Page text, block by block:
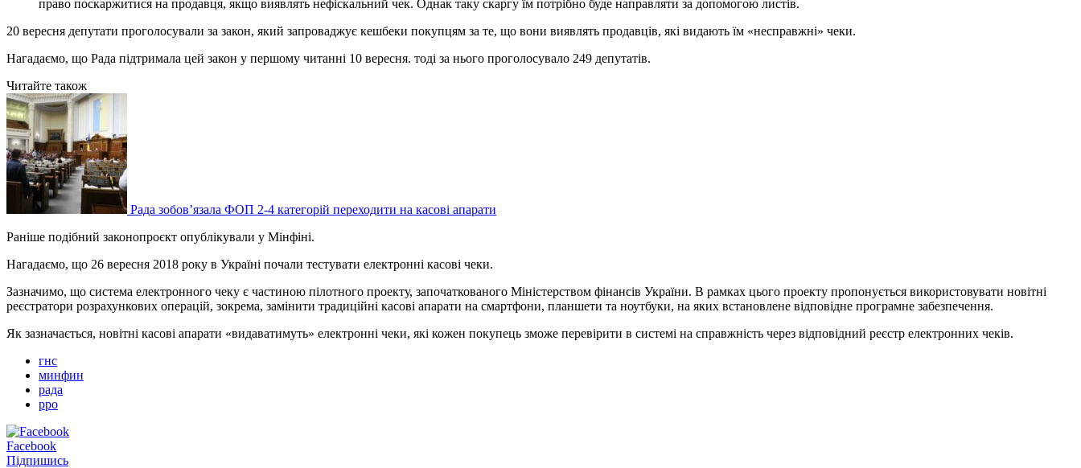
право поскаржитися на продавця, якщо виявлять нефіскальний чек. Однак таку скаргу їм потрібно буде направляти за допомогою листів.
20 вересня депутати проголосували за закон, який запроваджує кешбеки покупцям за те, що вони виявлять продавців, які видають їм «несправжні» чеки.
Нагадаємо, що Рада підтримала цей закон у першому читанні 10 вересня. тоді за нього проголосувало 249 депутатів.
Читайте також
Рада зобов’язала ФОП 2-4 категорій переходити на касові апарати
Раніше подібний законопроєкт опублікували у Мінфіні.
Нагадаємо, що 26 вересня 2018 року в Україні почали тестувати електронні касові чеки.
Зазначимо, що система електронного чеку є частиною пілотного проекту, започаткованого Міністерством фінансів України. В рамках цього проекту пропонується використовувати новітні
реєстратори розрахункових операцій, зокрема, замінити традиційні касові апарати на смартфони, планшети та ноутбуки, на яких встановлене відповідне програмне забезпечення.
Як зазначається, новітні касові апарати «видаватимуть» електронні чеки, які кожен покупець зможе перевірити в системі на справжність через відповідний реєстр електронних чеків.
гнс
минфин
рада
рро
Facebook
Підпишись